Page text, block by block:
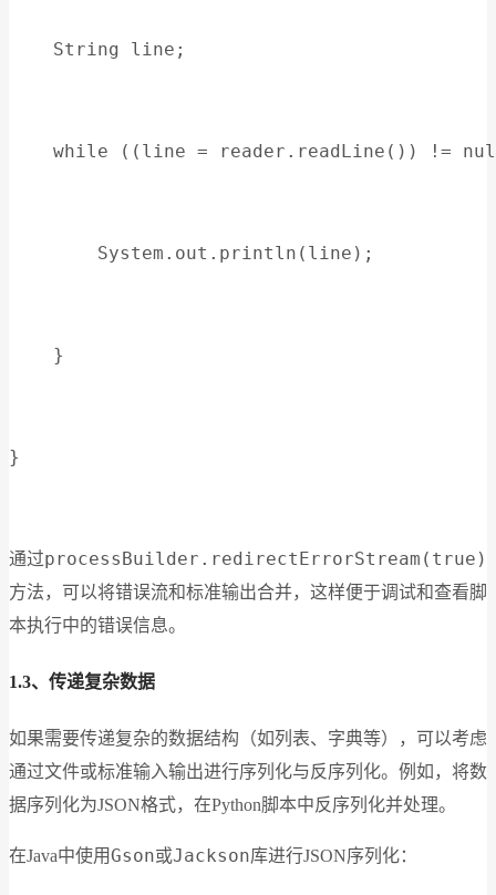
    String line;
while ((line = reader.readLine()) !=
        System.out.println(line);
    }
}
通过processBuilder.redirectErrorStream(true)
方法，可以将错误流和标准输出合并，这样便于调试和查看脚
本执行中的错误信息。
1.3、传递复杂数据
如果需要传递复杂的数据结构（如列表、字典等），可以考虑
通过文件或标准输入输出进行序列化与反序列化。例如，将数
据序列化为JSON格式，在Python脚本中反序列化并处理。
在Java中使用Gson或Jackson库进行JSON序列化：